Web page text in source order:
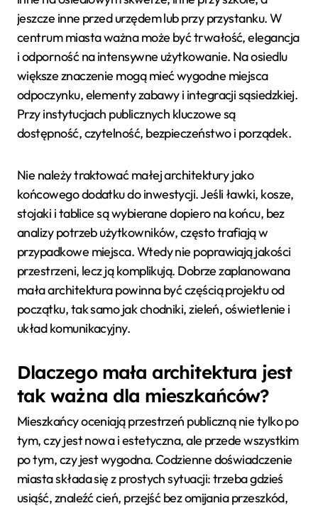
jeszcze inne przed urzędem lub przy przystanku. W
centrum miasta ważna może być trwałość, elegancja
i odporność na intensywne użytkowanie. Na osiedlu
większe znaczenie mogą mieć wygodne miejsca
odpoczynku, elementy zabawy i integracji sąsiedzkiej.
Przy instytucjach publicznych kluczowe są
dostępność, czytelność, bezpieczeństwo i porządek.
Nie należy traktować małej architektury jako
końcowego dodatku do inwestycji. Jeśli ławki, kosze,
stojaki i tablice są wybierane dopiero na końcu, bez
analizy potrzeb użytkowników, często trafiają w
przypadkowe miejsca. Wtedy nie poprawiają jakości
przestrzeni, lecz ją komplikują. Dobrze zaplanowana
mała architektura powinna być częścią projektu od
początku, tak samo jak chodniki, zieleń, oświetlenie i
układ komunikacyjny.
Dlaczego mała architektura jest
tak ważna dla mieszkańców?
Mieszkańcy oceniają przestrzeń publiczną nie tylko po
tym, czy jest nowa i estetyczna, ale przede wszystkim
po tym, czy jest wygodna. Codzienne doświadczenie
miasta składa się z prostych sytuacji: trzeba gdzieś
usiąść, znaleźć cień, przejść bez omijania przeszkód,